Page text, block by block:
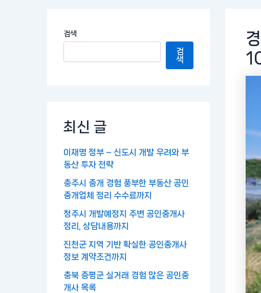
검색
검
색
최신 글
이재명 정부 – 신도시 개발 우려와 부
동산 투자 전략
충주시 중개 경험 풍부한 부동산 공인
중개업체 정리 수수료까지
청주시 개발예정지 주변 공인중개사
정리, 상담내용까지
진천군 지역 기반 확실한 공인중개사
정보 계약조건까지
충북 증평군 실거래 경험 많은 공인중
개사 목록